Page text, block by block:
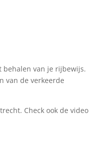
behalen van je rijbewijs.
van de verkeerde
Check ook de video